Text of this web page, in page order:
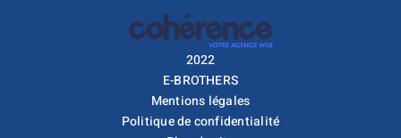
2022
E-BROTHERS
Mentions légales
Politique de confidentialité